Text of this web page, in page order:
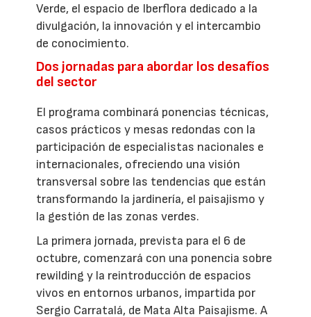
Verde, el espacio de Iberflora dedicado a la
divulgación, la innovación y el intercambio
de conocimiento.
Dos jornadas para abordar los desafíos
del sector
El programa combinará ponencias técnicas,
casos prácticos y mesas redondas con la
participación de especialistas nacionales e
internacionales, ofreciendo una visión
transversal sobre las tendencias que están
transformando la jardinería, el paisajismo y
la gestión de las zonas verdes.
La primera jornada, prevista para el 6 de
octubre, comenzará con una ponencia sobre
rewilding y la reintroducción de espacios
vivos en entornos urbanos, impartida por
Sergio Carratalá, de Mata Alta Paisajisme. A